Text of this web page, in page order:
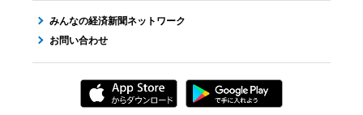
みんなの経済新聞ネットワーク
お問い合わせ